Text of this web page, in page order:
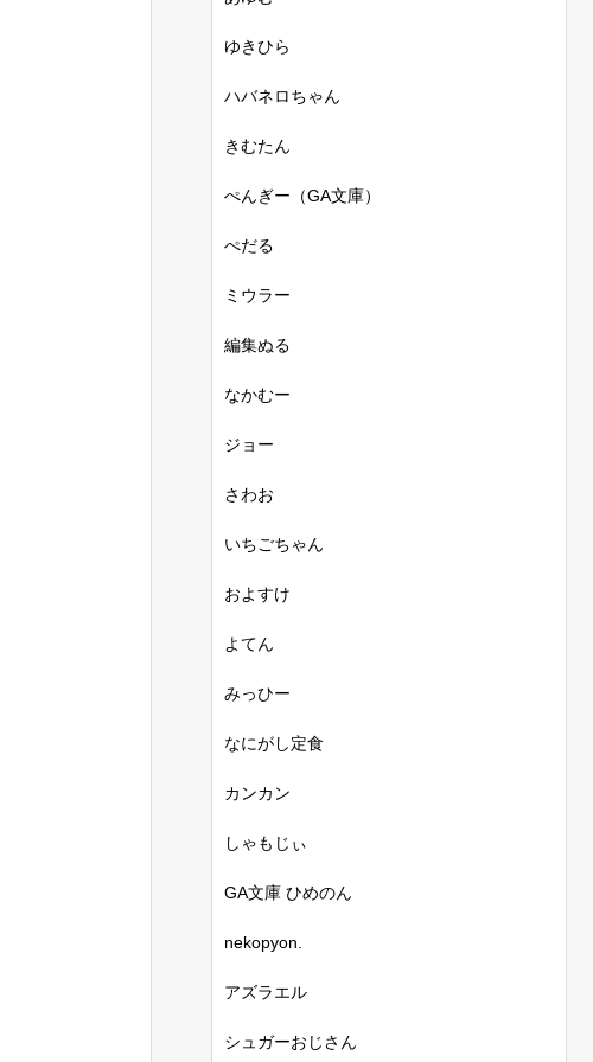
ゆきひら
ハバネロちゃん
きむたん
ぺんぎー（GA文庫）
ぺだる
ミウラー
編集ぬる
なかむー
ジョー
さわお
いちごちゃん
およすけ
よてん
みっひー
なにがし定食
カンカン
しゃもじぃ
GA文庫 ひめのん
nekopyon.
アズラエル
シュガーおじさん